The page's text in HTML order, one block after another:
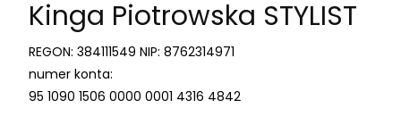
Kinga Piotrowska STYLIST
REGON: 384111549 NIP: 8762314971
numer konta:
95 1090 1506 0000 0001 4316 4842